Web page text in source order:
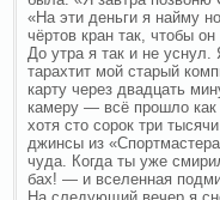
«На эти деньги я найму
чёртов кран так, чтобы
До утра я так и не
тарахтит мой старый
карту через двадцать
камеру — всё прошло
хотя сто сорок три
джинсы из
чуда. Когда ты уже
бах! — и вселенная